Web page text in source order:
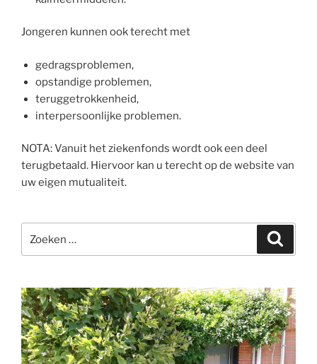
Jongeren kunnen ook terecht met
gedragsproblemen,
opstandige problemen,
teruggetrokkenheid,
interpersoonlijke problemen.
NOTA: Vanuit het ziekenfonds wordt ook een deel
terugbetaald. Hiervoor kan u terecht op de website van
uw eigen mutualiteit.
naar: